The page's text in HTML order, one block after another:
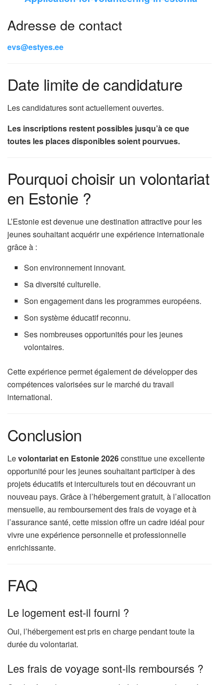
Adresse de contact
evs@estyes.ee
Date limite de candidature
Les candidatures sont actuellement ouvertes.
Les inscriptions restent possibles jusqu’à ce que
toutes les places disponibles soient pourvues.
Pourquoi choisir un volontariat
en Estonie ?
L’Estonie est devenue une destination attractive pour les
jeunes souhaitant acquérir une expérience internationale
grâce à :
Son environnement innovant.
Sa diversité culturelle.
Son engagement dans les programmes européens.
Son système éducatif reconnu.
Ses nombreuses opportunités pour les jeunes
volontaires.
Cette expérience permet également de développer des
compétences valorisées sur le marché du travail
international.
Conclusion
Levolontariat en Estonie 2026constitue une excellente
opportunité pour les jeunes souhaitant participer à des
projets éducatifs et interculturels tout en découvrant un
nouveau pays. Grâce à l’hébergement gratuit, à l’allocation
mensuelle, au remboursement des frais de voyage et à
l’assurance santé, cette mission offre un cadre idéal pour
vivre une expérience personnelle et professionnelle
enrichissante.
FAQ
Le logement est-il fourni ?
Oui, l’hébergement est pris en charge pendant toute la
durée du volontariat.
Les frais de voyage sont-ils remboursés ?